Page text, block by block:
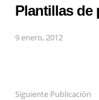
Plantillas de
9 enero, 2012
Siguiente Publicación